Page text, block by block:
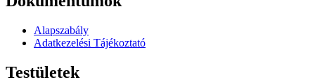
Alapszabály
Adatkezelési Tájékoztató
Testületek